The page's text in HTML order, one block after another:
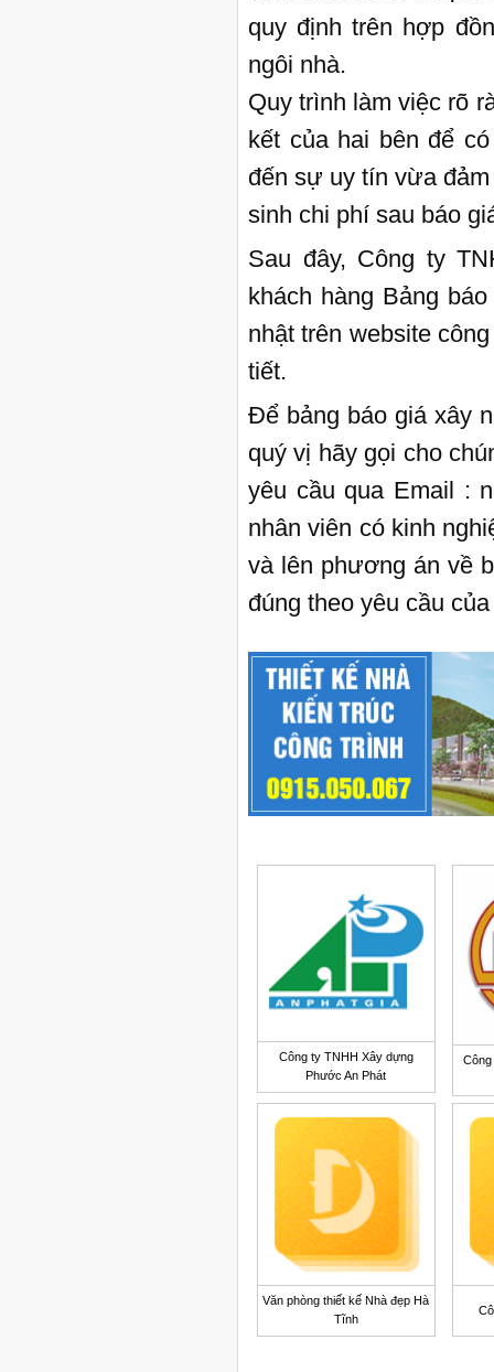
quy định trên hợp
ngôi nhà.
Quy trình làm việc rõ
kết của hai bên để
đến sự uy tín vừa
sinh chi phí sau báo
Sau đây, Công ty
khách hàng Bảng
nhật trên website
tiết.
Để bảng báo giá xây
quý vị hãy gọi cho
yêu cầu qua Email :
nhân viên có kinh
và lên phương án về
đúng theo yêu cầu
Công ty TNHH Xây dựng
Phước An Phát
Văn phòng thiết kế Nhà đẹp Hà
Tĩnh